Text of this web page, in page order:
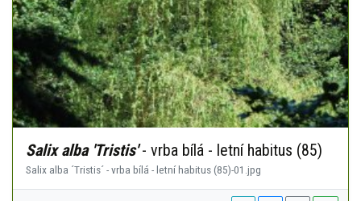
Salix alba 'Tristis'- vrba bílá - letní habitus (85)
Salix alba ´Tristis´ - vrba bílá - letní habitus (85)-01.jpg